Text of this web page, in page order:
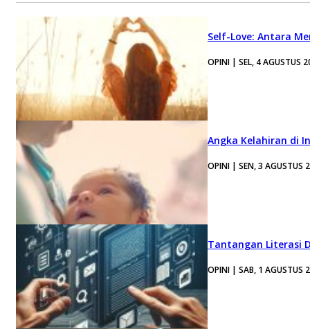
Self-Love: Antara
OPINI | SEL, 4 AGUSTUS
Angka Kelahiran di
OPINI | SEN, 3 AGUSTUS
Tantangan Literasi
OPINI | SAB, 1 AGUSTUS